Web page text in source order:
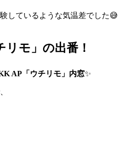
しているような気温差でした😅
モ」の出番！
AP「ウチリモ」内窓✨